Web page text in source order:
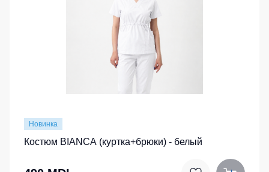
Новинка
Костюм BIANCA (куртка+брюки) - белый